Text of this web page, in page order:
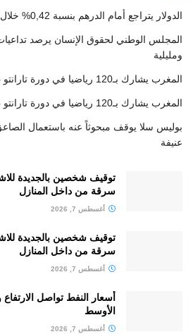
الدولار يتراجع أمام الدرهم بنسبة 0,42% خلال أسبوع
المجلس الوطني لحقوق الإنسان يرصد
ومليلية
المغرب يشارك بـ120 رياضيا في دورة تارانتو 2026
المغرب يشارك بـ120 رياضيا في دورة تارانتو 2026
بوليس سلا يوقف مبحوثاً عنه باستعمال
عنيفة
توقيف شخصين بالجديدة
سرقة من داخل المنازل
أغسطس 7, 2026
توقيف شخصين بالجديدة
سرقة من داخل المنازل
أغسطس 7, 2026
أسعار النفط تواصل
الأوسط
أغسطس 7, 2026